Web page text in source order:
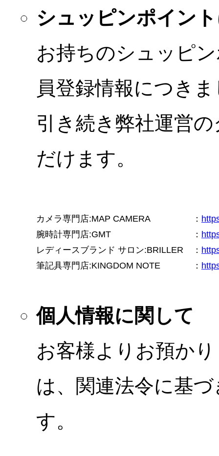
シュッピンポイン
お持ちのシュッピ
員登録情報につき
引き続き弊社運営
だけます。
カメラ専門店:MAP CAMERA ：
腕時計専門店:GMT
：
レディースブランド サロン:BRILLER
：
筆記具専門店:KINGDOM NOTE
：
個人情報に関して
お客様よりお預か
は、関連法令に基
す。